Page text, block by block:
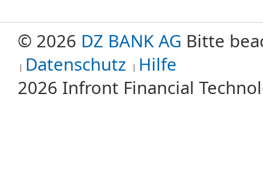
© 2026 DZ BANK AG Bitte
Datenschutz Hilfe
2026 Infront Financial